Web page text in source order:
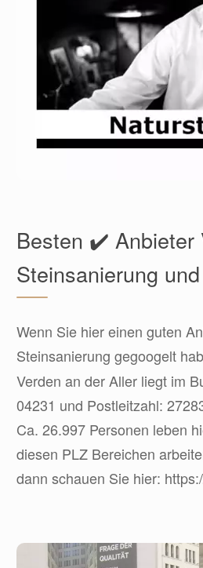
Besten ✔️ Anbieter
Steinsanierung
Wenn Sie hier einen guten
Steinsanierung gegoogelt
Verden an der Aller liegt im
04231 und Postleitzahl:
Ca. 26.997 Personen leben
diesen PLZ Bereichen
dann schauen Sie hier: